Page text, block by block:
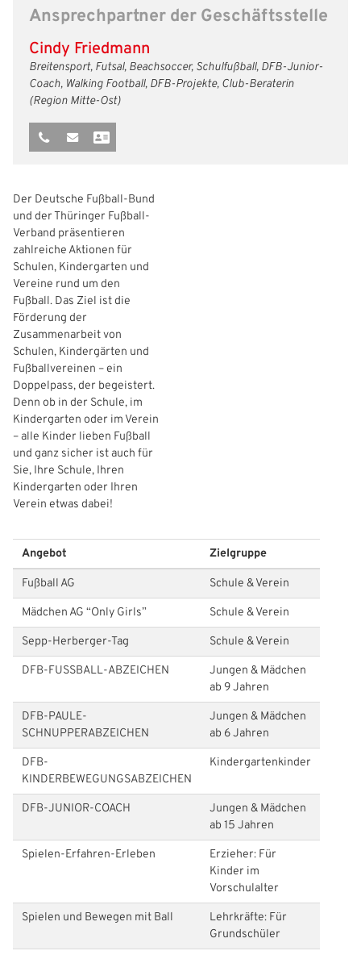
Ansprechpartner der Geschäftsstelle
Cindy Friedmann
Breitensport, Futsal, Beachsoccer, Schulfußball, DFB-Junior-
Coach, Walking Football, DFB-Projekte, Club-Beraterin
(Region Mitte-Ost)
Der Deutsche Fußball-Bund
und der Thüringer Fußball-
Verband präsentieren
zahlreiche Aktionen für
Schulen, Kindergarten und
Vereine rund um den
Fußball. Das Ziel ist die
Förderung der
Zusammenarbeit von
Schulen, Kindergärten und
Fußballvereinen – ein
Doppelpass, der begeistert.
Denn ob in der Schule, im
Kindergarten oder im Verein
– alle Kinder lieben Fußball
und ganz sicher ist auch für
Sie, Ihre Schule, Ihren
Kindergarten oder Ihren
Verein etwas dabei!
Angebot Zielgruppe
Fußball AG
Schule & Verein
Mädchen AG “Only Girls”
Schule & Verein
Sepp-Herberger-Tag
Schule & Verein
DFB-FUSSBALL-ABZEICHEN
Jungen & Mädchen
ab 9 Jahren
DFB-PAULE-
SCHNUPPERABZEICHEN
Jungen & Mädchen
ab 6 Jahren
DFB-
KINDERBEWEGUNGSABZEICHEN
Kindergartenkinder
DFB-JUNIOR-COACH
Jungen & Mädchen
ab 15 Jahren
Spielen-Erfahren-Erleben
Erzieher: Für
Kinder im
Vorschulalter
Spielen und Bewegen mit Ball
Lehrkräfte: Für
Grundschüler
Freizeit- und Breitensport
Futsal
Kinder- und Jugendschutz
#siekickt
Tage des Mädchenfußballs
Datenschutz
Länderspiele
Impressum